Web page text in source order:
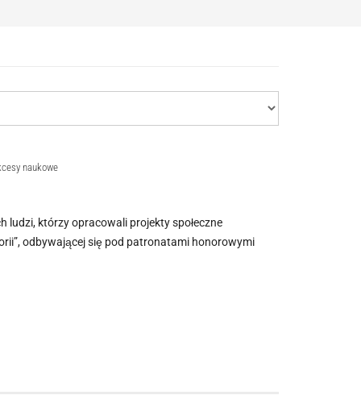
naukowe
ludzi, którzy opracowali projekty społeczne
odbywającej się pod patronatami honorowymi